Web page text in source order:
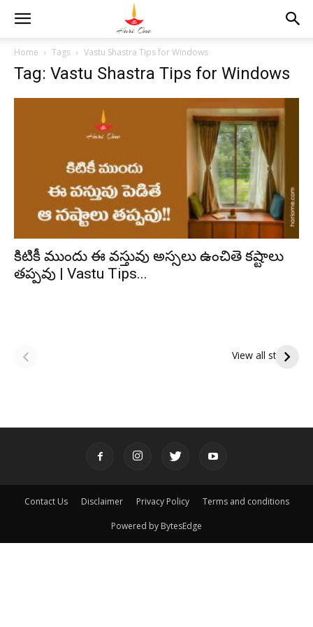
Home Tags Vastu Shastra Tips for Windows
Tag: Vastu Shastra Tips for Windows
కిటికీ ముందు ఈ వస్తువు అస్సలు ఉంచితె కష్టాలు
తప్పవు | Vastu Tips...
View all stories
పితృదేవతల ఆశీర్వాదం
ఇంద్రకీలాద్రి గిరి ప్రదక్షిణ
Contact Us Disclaimer Privacy Policy Terms and conditions
Powered by BytesEdge